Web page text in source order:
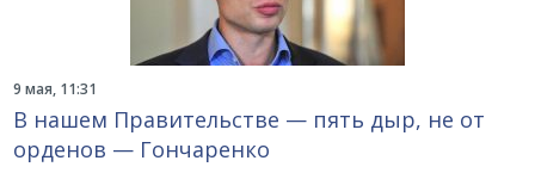
9 мая, 11:31
В нашем Правительстве — пять дыр, не от
орденов — Гончаренко